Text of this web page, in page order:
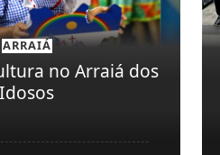
ARRAIÁ
no Arraiá dos
Idosos